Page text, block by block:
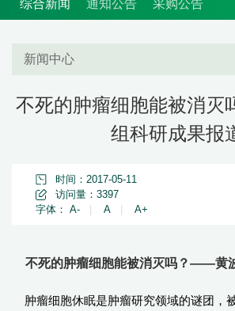
综合新闻 通知公告 采购公告
新闻中心
不死的肿瘤细胞能被消
组科研成果报
时间：2017-05-11
访问量： 3397
字体： A- A A+
不死的肿瘤细胞能被消灭吗？——黄
肿瘤细胞休眠是肿瘤研究领域的谜团，